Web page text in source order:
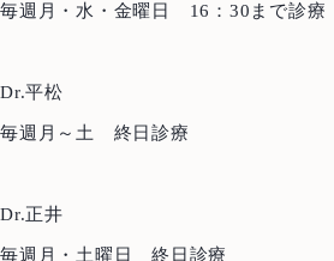
毎週月・水・金曜日 16：30まで診療
Dr.平松
毎週月～土 終日診療
Dr.正井
毎週月・土曜日 終日診療